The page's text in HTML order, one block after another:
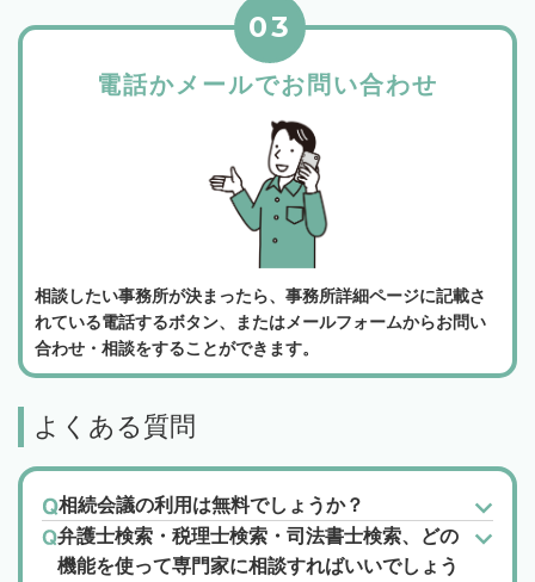
電話かメールでお問い合わせ
03
相談したい事務所が決まったら、事務所詳細ページに記載さ
れている電話するボタン、またはメールフォームからお問い
合わせ・相談をすることができます。
よくある質問
相続会議の利用は無料でしょうか？
弁護士検索・税理士検索・司法書士検索、どの
機能を使って専門家に相談すればいいでしょう